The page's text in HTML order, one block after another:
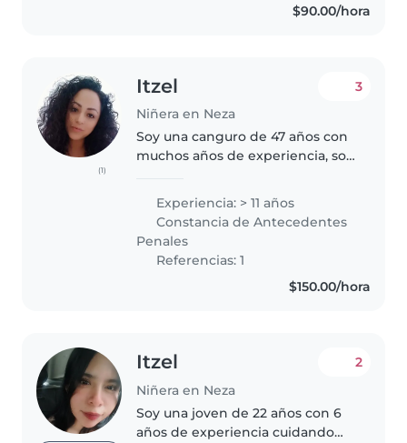
$90.00/hora
(1)
Itzel
Niñera en Neza
3
Soy una canguro de 47 años con
muchos años de experiencia, soy
responsable, paciente y creativa
que puede realizar actividades
como dibujar, leer cuentos,..
Experiencia: > 11 años
Constancia de Antecedentes
Penales
Referencias: 1
$150.00/hora
Itzel
Niñera en Neza
2
Soy una joven de 22 años con 6
años de experiencia cuidando